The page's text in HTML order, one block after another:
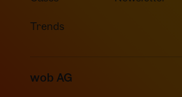
Trends
wob AG